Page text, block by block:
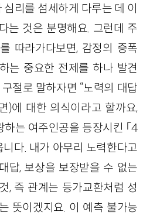
심리를 섬세하게 다루는 데 이
는 것은 분명해요. 그런데 주
따라가다보면, 감정의 증폭
는 중요한 전제를 하나 발견
절로 말하자면 “노력의 대답
)에 대한 의식이라고 할까요,
는 여주인공을 등장시킨 「4
니다. 내가 아무리 노력한다고
답, 보상을 보장받을 수 없는
, 즉 관계는 등가교환처럼 성
뜻이겠지요. 이 예측 불가능